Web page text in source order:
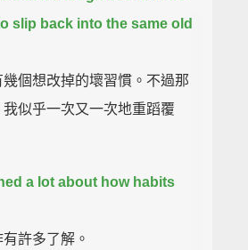
slip back into the same old
個想改掉的壞習慣。不過那
似乎一次又一次地重蹈覆
a lot about how habits
許多了解。